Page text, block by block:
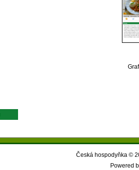
Česká hospodyňka ©
Powered